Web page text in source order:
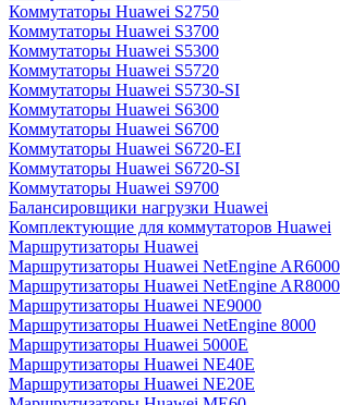
Коммутаторы Huawei S2750
Коммутаторы Huawei S3700
Коммутаторы Huawei S5300
Коммутаторы Huawei S5720
Коммутаторы Huawei S5730-SI
Коммутаторы Huawei S6300
Коммутаторы Huawei S6700
Коммутаторы Huawei S6720-EI
Коммутаторы Huawei S6720-SI
Коммутаторы Huawei S9700
Балансировщики нагрузки Huawei
Комплектующие для коммутаторов Huawei
Маршрутизаторы Huawei
Маршрутизаторы Huawei NetEngine AR6000
Маршрутизаторы Huawei NetEngine AR8000
Маршрутизаторы Huawei NE9000
Маршрутизаторы Huawei NetEngine 8000
Маршрутизаторы Huawei 5000E
Маршрутизаторы Huawei NE40E
Маршрутизаторы Huawei NE20E